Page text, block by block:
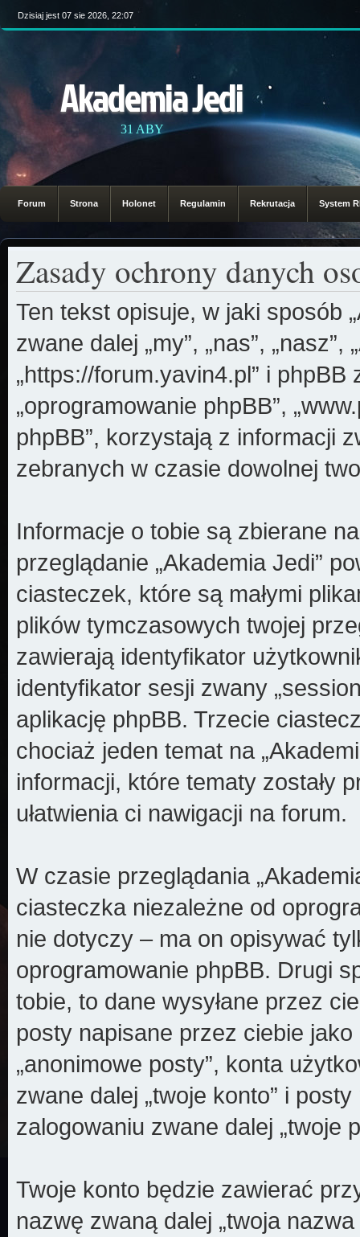
Dzisiaj jest 07 sie 2026, 22:07
Akademia Jedi
31 ABY
Forum Strona Holonet Regulamin Rekrutacja System
Zasady ochrony danych
Ten tekst opisuje, w jaki sposób
zwane dalej „my”, „nas”, „nasz”,
„https://forum.yavin4.pl” i phpBB
„oprogramowanie phpBB”,
phpBB”, korzystają z informacji
zebranych w czasie dowolnej
Informacje o tobie są zbierane
przeglądanie „Akademia Jedi”
ciasteczek, które są małymi
plików tymczasowych twojej
zawierają identyfikator
identyfikator sesji zwany
aplikację phpBB. Trzecie
chociaż jeden temat na
informacji, które tematy zostały
ułatwienia ci nawigacji na forum.
W czasie przeglądania
ciasteczka niezależne od
nie dotyczy – ma on opisywać
oprogramowanie phpBB. Drugi
tobie, to dane wysyłane przez
posty napisane przez ciebie
„anonimowe posty”, konta
zwane dalej „twoje konto” i
zalogowaniu zwane dalej „twoje
Twoje konto będzie zawierać
nazwę zwaną dalej „twoja